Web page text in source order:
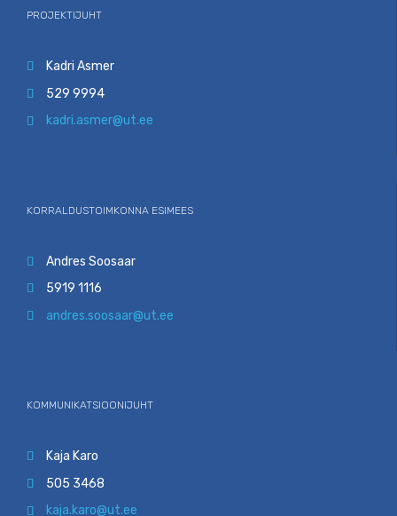
PROJEKTIJUHT
 Kadri Asmer
 529 9994
 kadri.asmer@ut.ee
KORRALDUSTOIMKONNA ESIMEES
 Andres Soosaar
 5919 1116
 andres.soosaar@ut.ee
KOMMUNIKATSIOONIJUHT
 Kaja Karo
 505 3468
 kaja.karo@ut.ee